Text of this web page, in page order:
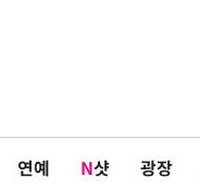
연예 N샷 광장